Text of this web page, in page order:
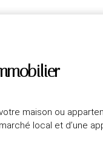
maison ou
local et d’une